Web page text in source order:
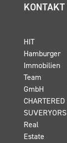
KONTAKT
HIT
Hamburger
Immobilien
Team
GmbH
CHARTERED
SUVERYORS
Real
Estate